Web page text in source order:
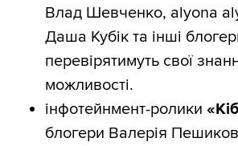
Влад Шевченко, alyona
Даша Кубік та інші
перевірятимуть свої
можливості.
інфотейнмент-ролики
блогери Валерія